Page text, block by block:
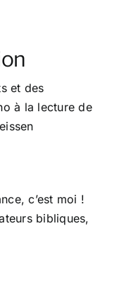
et des
à la lecture de
c’est moi !
bibliques,